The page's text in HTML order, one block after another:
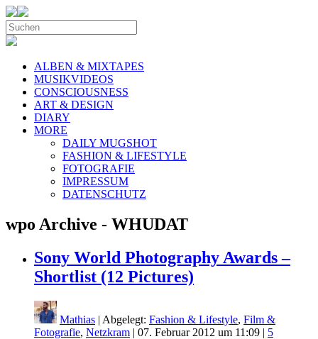
ALBEN & MIXTAPES
MUSIKVIDEOS
CONSCIOUSNESS
ART & DESIGN
DIARY
MORE
DAILY MUGSHOT
FASHION & LIFESTYLE
FOTOGRAFIE
IMPRESSUM
DATENSCHUTZ
wpo Archive - WHUDAT
Sony World Photography Awards –
Shortlist (12 Pictures)
Mathias | Abgelegt: Fashion & Lifestyle, Film &
Fotografie, Netzkram | 07. Februar 2012 um 11:09 | 5